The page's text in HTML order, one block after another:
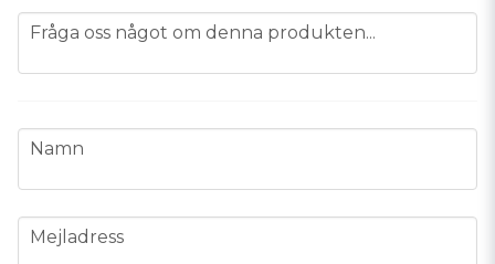
question
Fråga oss något om denna produkten...
name
Namn
email
Mejladress